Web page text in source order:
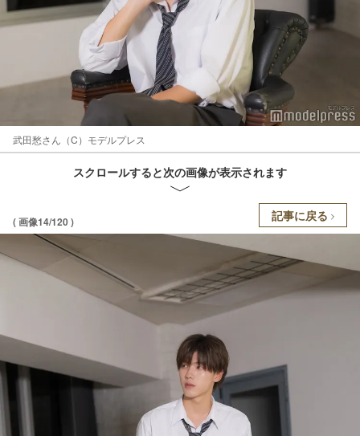
武田愁さん（C）モデルプレス
スクロールすると次の画像が表示されます
( 画像14/120 ) 記事に戻る